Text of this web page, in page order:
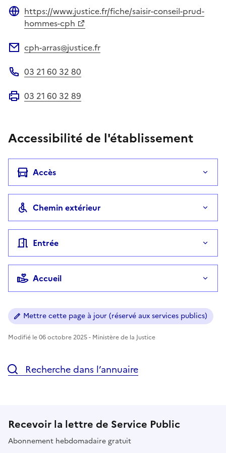
Site web
https://www.justice.fr/fiche/saisir-conseil-prud-
hommes-cph
cph-arras@justice.fr
03 21 60 32 80
03 21 60 32 89
Accessibilité de l'établissement
Accès
Chemin extérieur
Entrée
Accueil
Mettre cette page à jour (réservé aux services publics)
Modifié le 06 octobre 2025 - Ministère de la Justice
Recherche dans l’annuaire
Recevoir la lettre de Service Public
Abonnement hebdomadaire gratuit